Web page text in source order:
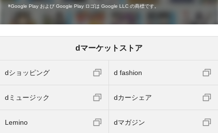
Google Play および Google Play ロゴは Google LLC の商標です。
dマーケットストア
dショッピング d fashion
dミュージック dカーシェア
Lemino dマガジン